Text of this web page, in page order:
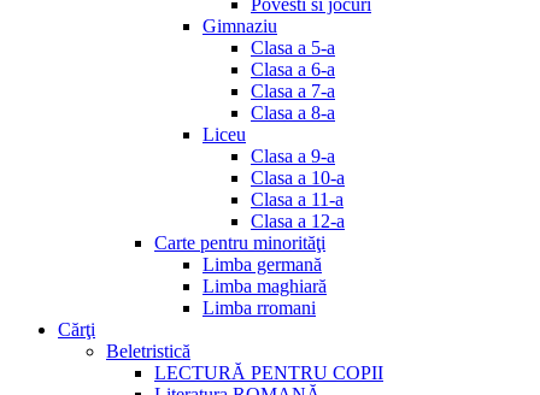
Povesti si jocuri
Gimnaziu
Clasa a 5-a
Clasa a 6-a
Clasa a 7-a
Clasa a 8-a
Liceu
Clasa a 9-a
Clasa a 10-a
Clasa a 11-a
Clasa a 12-a
Carte pentru minorităţi
Limba germană
Limba maghiară
Limba rromani
Cărţi
Beletristică
LECTURĂ PENTRU COPII